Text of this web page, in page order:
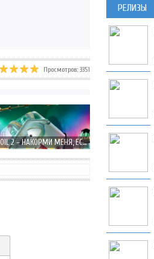
Просмотров: 3351
FEED ME OIL 2 – НАКОРМИ МЕНЯ, ЕСЛИ СМОЖЕШЬ!
РЕЛИЗЫ